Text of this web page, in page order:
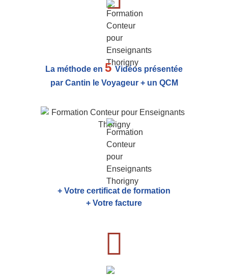
La méthode en 5Vidéos présentée
par Cantin le Voyageur + un QCM
+ Votre certificat de formation
+ Votre facture